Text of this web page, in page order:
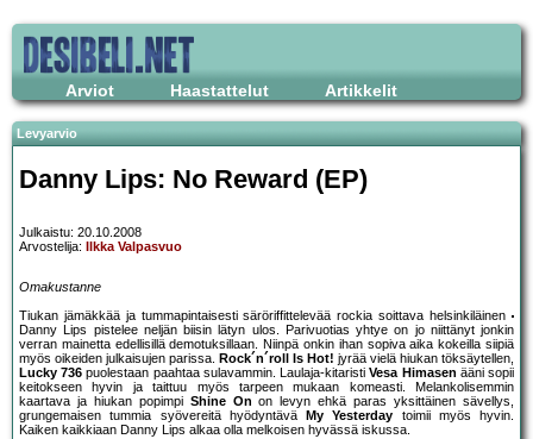
Arviot Haastattelut Artikkelit
Levyarvio
Danny Lips: No Reward (EP)
Julkaistu: 20.10.2008
Arvostelija:
Ilkka Valpasvuo
Omakustanne
Tiukan jämäkkää ja tummapintaisesti säröriffittelevää rockia soittava helsinkiläinen
Danny Lips pistelee neljän biisin lätyn ulos. Parivuotias yhtye on jo niittänyt jonkin
verran mainetta edellisillä demotuksillaan. Niinpä onkin ihan sopiva aika kokeilla siipiä
myös oikeiden julkaisujen parissa. Rock´n´roll Is Hot! jyrää vielä hiukan töksäytellen,
Lucky 736 puolestaan paahtaa sulavammin. Laulaja-kitaristiVesa Himasen ääni sopii
keitokseen hyvin ja taittuu myös tarpeen mukaan komeasti. Melankolisemmin
kaartava ja hiukan popimpi Shine On on levyn ehkä paras yksittäinen sävellys,
grungemaisen tummia syövereitä hyödyntävä
My Yesterday toimii myös hyvin.
Kaiken kaikkiaan Danny Lips alkaa olla melkoisen hyvässä iskussa.